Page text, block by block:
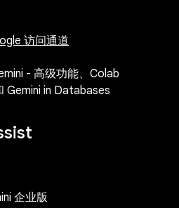
访问通道
- 高级功能、Colab
Gemini in Databases
企业版